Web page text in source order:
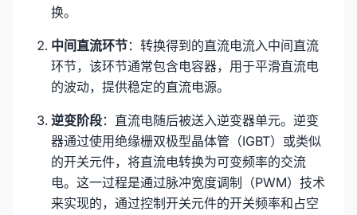
换。
中间直流环节：转换得到的直流电流入中间直流
环节，该环节通常包含电容器，用于平滑直流电
的波动，提供稳定的直流电源。
逆变阶段：直流电随后被送入逆变器单元。逆变
器通过使用绝缘栅双极型晶体管（IGBT）或类似
的开关元件，将直流电转换为可变频率的交流
电。这一过程是通过脉冲宽度调制（PWM）技术
来实现的，通过控制开关元件的开关频率和占空